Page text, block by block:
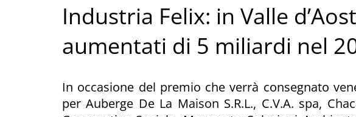
Industria Felix: in Valle
aumentati di 5 miliardi nel
In occasione del premio che verrà consegnato
per Auberge De La Maison S.R.L., C.V.A. spa,